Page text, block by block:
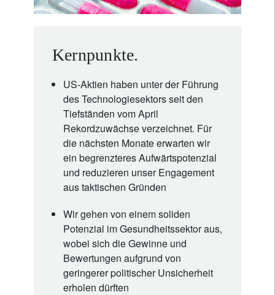
Kernpunkte.
US-Aktien haben unter der Führung
des Technologiesektors seit den
Tiefständen vom April
Rekordzuwächse verzeichnet. Für
die nächsten Monate erwarten wir
ein begrenzteres Aufwärtspotenzial
und reduzieren unser Engagement
aus taktischen Gründen
Wir gehen von einem soliden
Potenzial im Gesundheitssektor aus,
wobei sich die Gewinne und
Bewertungen aufgrund von
geringerer politischer Unsicherheit
erholen dürften